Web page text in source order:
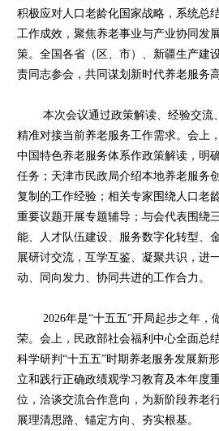
积极应对人口老龄化国家战略，系统总
工作成效，聚焦养老事业与产业协同发
策。全国各省（区、市）、新疆生产建
责同志参会，共同谋划新时代养老服务
本次会议通过政策解读、经验交流、
精准对接当前养老服务工作需求。会上
中国特色养老服务体系作政策解读，明
任务；天津市民政局介绍本地养老服务
复制的工作经验；相关专家围绕人口老
重要议题开展专题辅导；与会代表围绕
能、人才队伍建设、服务数字化转型、
展研讨交流，互学互鉴、凝聚共识，进
动、同向发力、协同共进的工作合力。
2026年是“十五五”开局起步之年，
荣。会上，民政部社会福利中心全面总
科学研判“十五五”时期养老服务发展新
立和践行正确政绩观学习教育及本年度
位，洽谈交流合作意向，为新阶段养老
展理清思路、锚定方向、夯实根基。